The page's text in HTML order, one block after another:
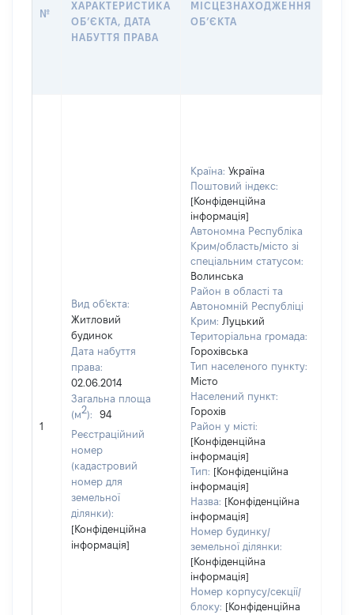
№
ХАРАКТЕРИСТИКА
ОБʼЄКТА, ДАТА
НАБУТТЯ ПРАВА
МІСЦЕЗНАХОДЖЕННЯ
ОБʼЄКТА
1
Вид об'єкта:
Житловий
будинок
Дата набуття
права:
02.06.2014
Загальна площа
(м2):
94
Реєстраційний
номер
(кадастровий
номер для
земельної
ділянки):
[Конфіденційна
інформація]
Країна: Україна
Поштовий індекс:
[Конфіденційна
інформація]
Автономна Республіка
Крим/область/місто зі
спеціальним статусом:
Волинська
Район в області та
Автономній Республіці
Крим: Луцький
Територіальна громада:
Горохівська
Тип населеного пункту:
Місто
Населений пункт:
Горохів
Район у місті:
[Конфіденційна
інформація]
Тип: [Конфіденційна
інформація]
Назва: [Конфіденційна
інформація]
Номер будинку/
земельної ділянки:
[Конфіденційна
інформація]
Номер корпусу/секції/
блоку: [Конфіденційна